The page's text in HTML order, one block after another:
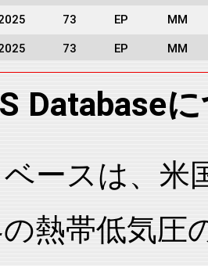
73 EP MM
73 EP MM
73 EP MM
73 EP MM
73 EP MM
EP MM
2025 73 EP MM
Database
ースは、米
熱帯低気圧